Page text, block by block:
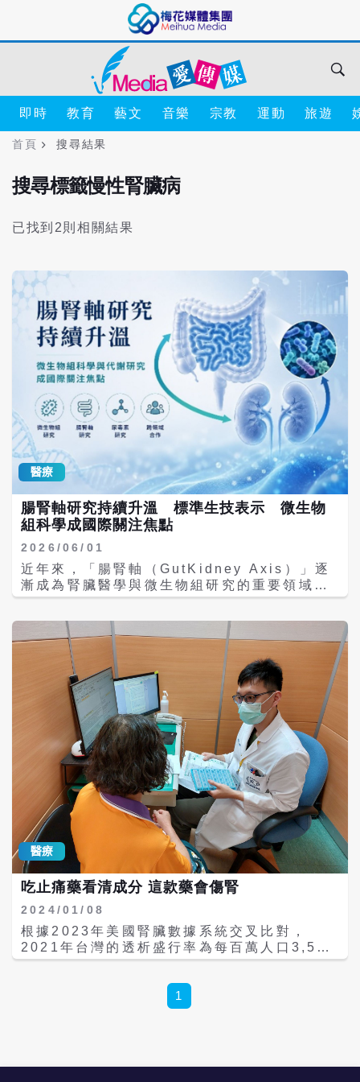
即時 教育 藝文 音樂 宗教 運動 旅遊
首頁 搜尋結果
搜尋標籤慢性腎臟病
已找到2則相關結果
醫療
腸腎軸研究持續升溫 標準生技表示 微生物
組科學成國際關注焦點
2026/06/01
近年來，「腸腎軸（GutKidney Axis）」逐
漸成為腎臟醫學與微生物組研究的重要領域。
隨著腸道菌相、代謝物與人體生理機制之間的
關聯性受到更多關注，國際相關研究持續累
積，也帶動國內腎臟醫學專家在腸道微生物組
科學和疾病營養領域的研究發展。 標準生技表
示，公司積極投入腸腎軸、微生物組及腸源性
代謝物等高端科研領域，並開發相關研究資源
與學術交流平台。透過整合微生物組科學、精
準營養研究及跨領域國際合作資源，持續關注
研究趨勢與推動國內微菌健康產業發展。 在腸
腎軸研究平台中，Indoxyl Sulfate（IS）與
p-Cresyl Sulfate（PCS）等親蛋白尿毒素
為腎臟惡化危險因子，在過去30年因為沒有精
準便利可供臨床診斷用途的工具，加上治療對
策的侷限性，因此曾經面臨治療上瓶頸。直到
近年因為體外診斷試劑技術突破和腸道菌-尿毒
素相關證據力受到國際腎臟醫學會議關注，逐
漸成為重要議題。相關文獻持續探討其生成途
徑、代謝過程以及與腸道菌相之間的關聯性，
並累積成臨床管理對策的研究成果。 標準生技
指出，旗下知名品牌 Renobiome益朵清功能
乳酸菌及精準醫學尿毒素檢測試劑都是平台生
態系重要研發成果之一。公司表示，要做為腸
腎軸科研領域的領導品牌，未來將持續深化腎
合作，並將陸續推出一系列次世代益菌生態系
產品。透過持續投入台灣臨床實驗研究與創新
醫療
吃止痛藥看清成分 這款藥會傷腎
2024/01/08
根據2023年美國腎臟數據系統交叉比對，
2021年台灣的透析盛行率為每百萬人口3,546
人，排名位居第一。依據2022年中央健康保險
保支出首位。導致這種情況的相關原因，除了
慢性病人口增長，不正確的用藥習慣也是重要
1